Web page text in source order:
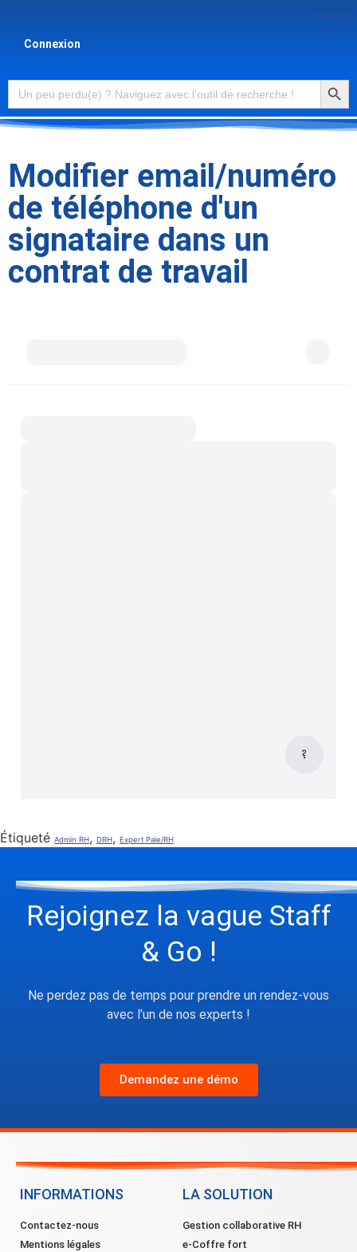
Recherche
Connexion
Search
for:
Modifier email/numéro
de téléphone d'un
signataire dans un
contrat de travail
Étiqueté Admin RH, DRH, Expert Paie/RH
Rejoignez la vague Staff
& Go !
Ne perdez pas de temps pour prendre un rendez-vous
avec l’un de nos experts !
Demandez une démo
INFORMATIONS
Contactez-nous
Mentions légales
LA SOLUTION
Gestion collaborative RH
e-Coffre fort